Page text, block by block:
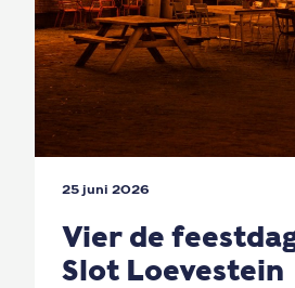
25 juni 2026
Vier de
Slot Loevestein